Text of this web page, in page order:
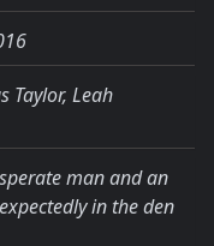
Taylor, Leah
man and an
in the den